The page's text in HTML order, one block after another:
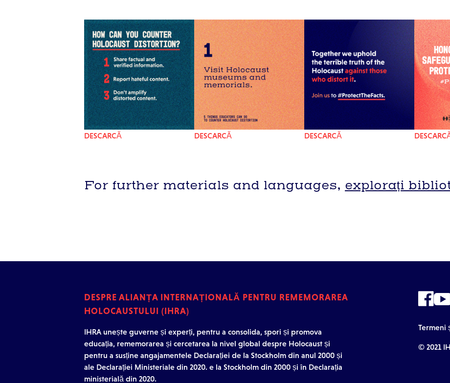
DESCARCĂ DESCARCĂ DESCARCĂ
For further materials and languages, explorați
DESPRE ALIANȚA INTERNAȚIONALĂ PENTRU REMEMORAREA
HOLOCAUSTULUI (IHRA)
IHRA unește guverne și experți, pentru a consolida, spori și promova
educația, rememorarea și cercetarea la nivel global despre Holocaust și
pentru a susține angajamentele Declarației de la Stockholm din anul 2000 și
ale Declarației Ministeriale din 2020. e la Stockholm din 2000 și în Declarația
ministerială din 2020.
Termeni
© 2021